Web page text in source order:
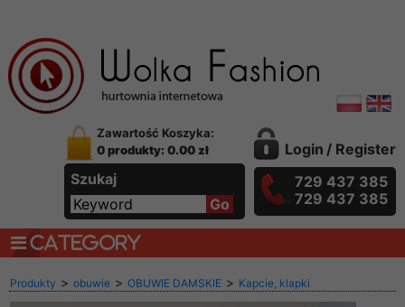
Zawartość Koszyka:
0 produkty: 0.00 zł
Szukaj
Login / Register
729 437 385
729 437 385
CATEGORY
Produkty > obuwie > OBUWIE DAMSKIE > Kapcie, klapki